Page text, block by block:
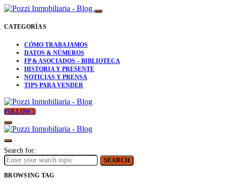
CATEGORÍAS
CÓMO TRABAJAMOS
DATOS & NÚMEROS
FP & ASOCIADOS – BIBLIOTECA
HISTORIA Y PRESENTE
NOTICIAS Y PRENSA
TIPS PARA VENDER
FOLLOW
Search for:
SEARCH
BROWSING TAG